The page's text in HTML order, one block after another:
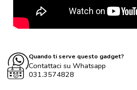
Quando ti serve questo gadget?
Contattaci su Whatsapp
031.3574828